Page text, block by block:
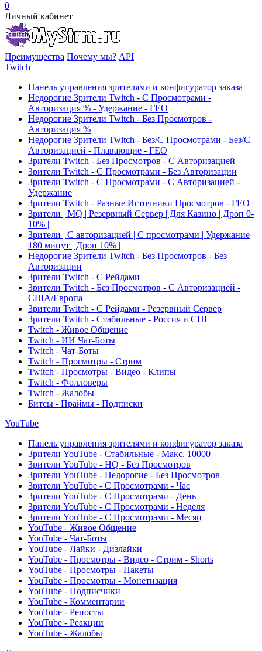
0
Личный кабинет
Преимущества Почему мы? API
Twitch
Панель управления зрителями и конфигуратор заказа
Недорогие Зрители Twitch - С Просмотрами -
Авторизация % - Удержание - ГЕО
Недорогие Зрители Twitch - Без Просмотров -
Авторизация %
Недорогие Зрители Twitch - Без/С Просмотрами - Без/С
Авторизацией - Плавающие - ГЕО
Зрители Twitch - Без Просмотров - С Авторизацией
Зрители Twitch - С Просмотрами - Без Авторизации
Зрители Twitch - С Просмотрами - С Авторизацией -
Удержание
Зрители Twitch - Разные Источники Просмотров - ГЕО
Зрители | MQ | Резервный Сервер | Для Казино | Дроп 0-
10% |
Зрители | С авторизацией | С просмотрами | Удержание
180 минут | Дроп 10% |
Недорогие Зрители Twitch - Без Просмотров - Без
Авторизации
Зрители Twitch - С Рейдами
Зрители Twitch - Без Просмотров - С Авторизацией -
США/Европа
Зрители Twitch - С Рейдами - Резервный Сервер
Зрители Twitch - Стабильные - Россия и СНГ
Twitch - Живое Общение
Twitch - ИИ Чат-Боты
Twitch - Чат-Боты
Twitch - Просмотры - Стрим
Twitch - Просмотры - Видео - Клипы
Twitch - Фолловеры
Twitch - Жалобы
Битсы - Праймы - Подписки
YouTube
Панель управления зрителями и конфигуратор заказа
Зрители YouTube - Стабильные - Макс. 10000+
Зрители YouTube - HQ - Без Просмотров
Зрители YouTube - Недорогие - Без Просмотров
Зрители YouTube - С Просмотрами - Час
Зрители YouTube - С Просмотрами - День
Зрители YouTube - С Просмотрами - Неделя
Зрители YouTube - С Просмотрами - Месяц
YouTube - Живое Общение
YouTube - Чат-Боты
YouTube - Лайки - Дизлайки
YouTube - Просмотры - Видео - Стрим - Shorts
YouTube - Просмотры - Пакеты
YouTube - Просмотры - Монетизация
YouTube - Подписчики
YouTube - Комментарии
YouTube - Репосты
YouTube - Реакции
YouTube - Жалобы